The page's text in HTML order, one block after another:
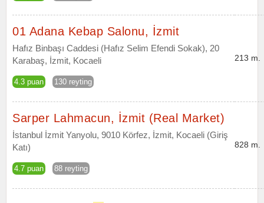
01 Adana Kebap Salonu, İzmit
Hafız Binbaşı Caddesi (Hafız Selim Efendi Sokak), 20
Karabaş, İzmit, Kocaeli
4.3 puan 130 reyting
213 m.
Sarper Lahmacun, İzmit (Real Market)
İstanbul İzmit Yanyolu, 9010 Körfez, İzmit, Kocaeli (Giriş
Katı)
4.7 puan 88 reyting
828 m.